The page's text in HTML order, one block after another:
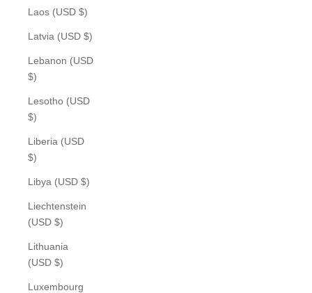
Laos (USD $)
Latvia (USD $)
Lebanon (USD
$)
Lesotho (USD
$)
Liberia (USD
$)
Libya (USD $)
Liechtenstein
(USD $)
Lithuania
(USD $)
Luxembourg